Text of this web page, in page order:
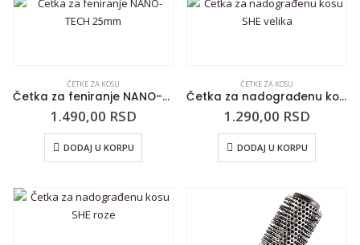
ČETKE ZA KOSU
Četka za feniranje NANO-TECH 25mm
1.490,00 RSD
DODAJ U KORPU
ČETKE ZA KOSU
Četka za nadograđenu kosu SHE velika
1.290,00 RSD
DODAJ U KORPU